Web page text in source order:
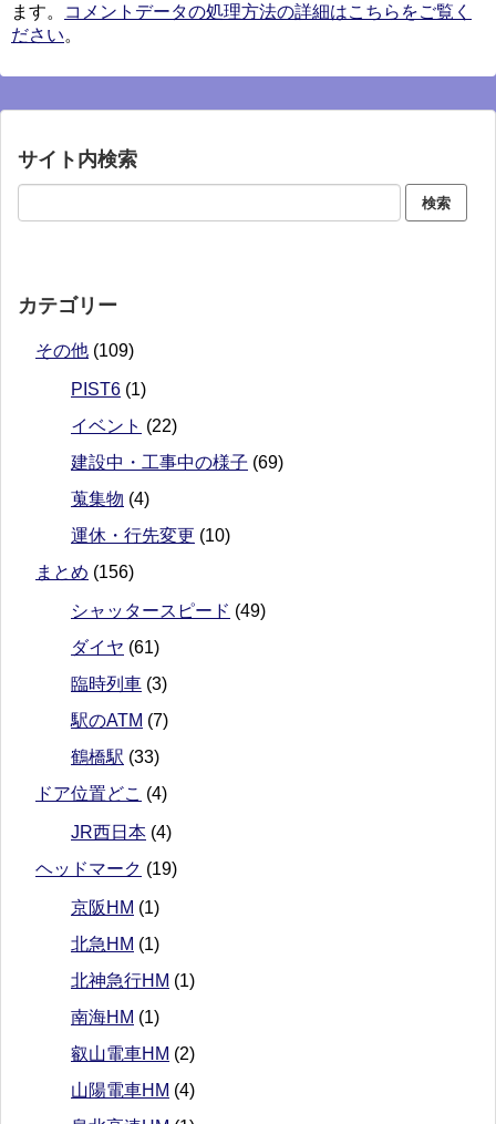
ます。
コメントデータの処理方法の詳細はこちらをご覧く
ださい。
サイト内検索
カテゴリー
その他 (109)
PIST6 (1)
イベント (22)
建設中・工事中の様子 (69)
蒐集物 (4)
運休・行先変更 (10)
まとめ (156)
シャッタースピード (49)
ダイヤ (61)
臨時列車 (3)
駅のATM (7)
鶴橋駅 (33)
ドア位置どこ (4)
JR西日本 (4)
ヘッドマーク (19)
京阪HM (1)
北急HM (1)
北神急行HM (1)
南海HM (1)
叡山電車HM (2)
山陽電車HM (4)